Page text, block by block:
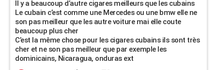
Il y a beaucoup d’autre cigares meilleurs que les cubains
Le cubain c’est comme une Mercedes ou une bmw elle ne
son pas meilleur que les autre voiture mai elle coute
beaucoup plus cher
C’est la même chose pour les cigares cubains ils sont très
cher et ne son pas meilleur que par exemple les
dominicains, Nicaragua, onduras ext